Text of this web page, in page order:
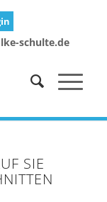
schulte.de
SIE